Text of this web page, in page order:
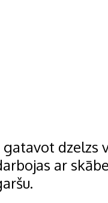
dzelzs
ar